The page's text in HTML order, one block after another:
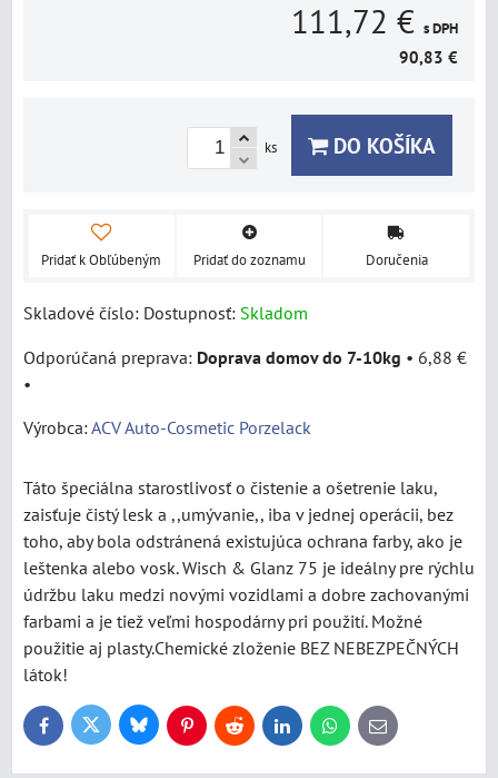
111,72 € s DPH
90,83 €
ks DO KOŠÍKA
Pridať k Obľúbeným Pridať do zoznamu Doručenia
Skladové číslo: Dostupnosť: Skladom
Doprava domov do 7-10kg • 6,88 €
•
Výrobca:ACV Auto-Cosmetic Porzelack
Táto špeciálna starostlivosť o čistenie a ošetrenie laku,
zaisťuje čistý lesk a ,,umývanie,, iba v jednej operácii, bez
toho, aby bola odstránená existujúca ochrana farby, ako je
leštenka alebo vosk. Wisch & Glanz 75 je ideálny pre rýchlu
údržbu laku medzi novými vozidlami a dobre zachovanými
farbami a je tiež veľmi hospodárny pri použití. Možné
použitie aj plasty.Chemické zloženie BEZ NEBEZPEČNÝCH
látok!
FacebookTwitter BlueskyPinterestReddit LinkedInWhatsApp
E-
mail